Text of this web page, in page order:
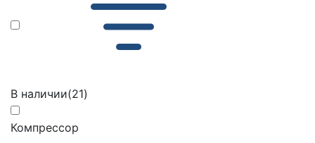
В наличии(21)
Компрессор